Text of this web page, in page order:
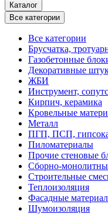
Каталог
Все категории
Все категории
Брусчатка,
Газобетонные
Декоративные
ЖБИ
Инструмент,
Кирпич, керамика
Кровельные
Металл
ПГП, ПСП,
Пиломатериалы
Прочие стеновые
Сборно-
Строительные
Теплоизоляция
Фасадные
Шумоизоляция